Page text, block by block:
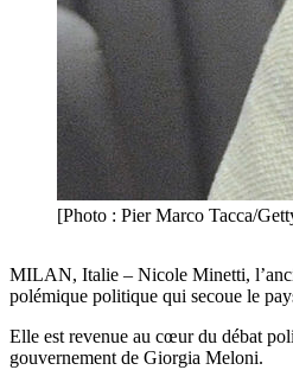
[Photo : Pier Marco Tacca/
MILAN, Italie – Nicole Minetti,
polémique politique qui secoue le
Elle est revenue au cœur du débat
gouvernement de Giorgia Meloni.